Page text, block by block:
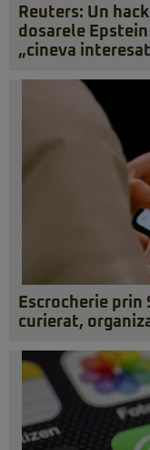
Reuters: Un
dosarele
„cineva
Escrocherie prin
curierat,